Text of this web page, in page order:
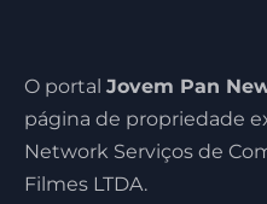
O portal Jovem Pan
página de propriedade
Network Serviços de
Filmes LTDA.